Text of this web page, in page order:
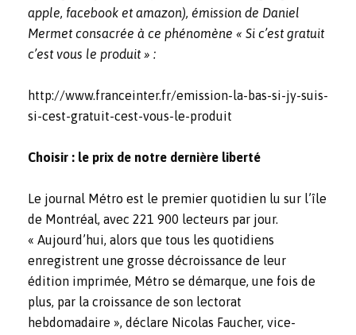
apple, facebook et amazon), émission de Daniel
Mermet consacrée à ce phénomène « Si c’est gratuit
c’est vous le produit » :
http://www.franceinter.fr/emission-la-bas-si-jy-suis-
si-cest-gratuit-cest-vous-le-produit
Choisir : le prix de notre dernière liberté
Le journal Métro est le premier quotidien lu sur l’île
de Montréal, avec 221 900 lecteurs par jour.
« Aujourd’hui, alors que tous les quotidiens
enregistrent une grosse décroissance de leur
édition imprimée, Métro se démarque, une fois de
plus, par la croissance de son lectorat
hebdomadaire », déclare Nicolas Faucher, vice-